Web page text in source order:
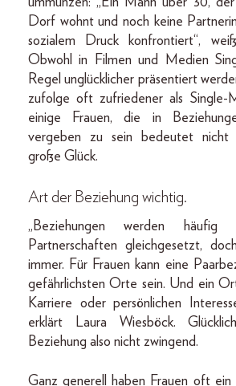
Dorf wohnt und noch keine
sozialem Druck konfrontiert“,
Obwohl in Filmen und Medien
Regel unglücklicher präsentiert
zufolge oft zufriedener als Single-
einige Frauen, die in
vergeben zu sein bedeutet nicht
große Glück.
Art der Beziehung wichtig.
„Beziehungen werden häufig
Partnerschaften gleichgesetzt,
immer. Für Frauen kann eine
gefährlichsten Orte sein. Und ein
Karriere oder persönlichen
erklärt Laura Wiesböck.
Beziehung also nicht zwingend.
Ganz generell haben Frauen oft ein